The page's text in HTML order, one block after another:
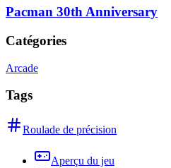
Pacman 30th Anniversary
Catégories
Arcade
Tags
Roulade de précision
Aperçu du jeu